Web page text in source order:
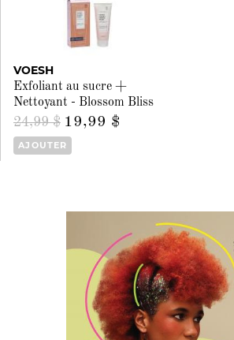
VOESH
Exfoliant au sucre +
Nettoyant - Blossom Bliss
24,99 $ 19,99 $
AJOUTER